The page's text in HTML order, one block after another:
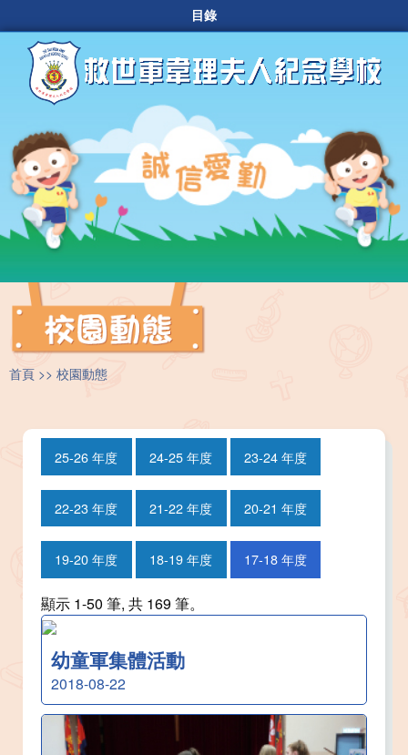
目錄
首頁 校園動態
25-26 年度 24-25 年度 23-24 年度
22-23 年度 21-22 年度 20-21 年度
19-20 年度 18-19 年度 17-18 年度
顯示 1-50 筆, 共 169 筆。
幼童軍集體活動
2018-08-22